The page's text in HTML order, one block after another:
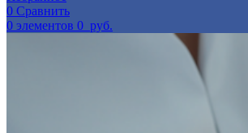
0 Сравнить
0 элементов 0 руб.